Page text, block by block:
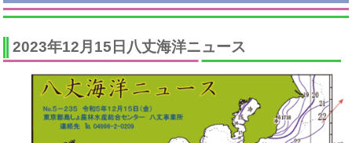
2023年12月15日八丈海洋ニュース